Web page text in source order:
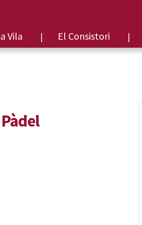
Vila El Consistori